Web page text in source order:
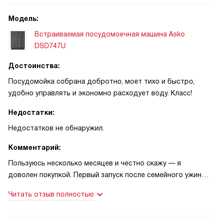
Модель:
Встраиваемая посудомоечная машина Asko
DSD747U
Достоинства:
Посудомойка собрана добротно, моет тихо и быстро,
удобно управлять и экономно расходует воду. Класс!
Недостатки:
Недостатков не обнаружил.
Комментарий:
Пользуюсь несколько месяцев и честно скажу — я
доволен покупкой. Первый запуск после семейного ужина
включил отложенный старт и ушёл по делам. Когда
Читать отзыв полностью